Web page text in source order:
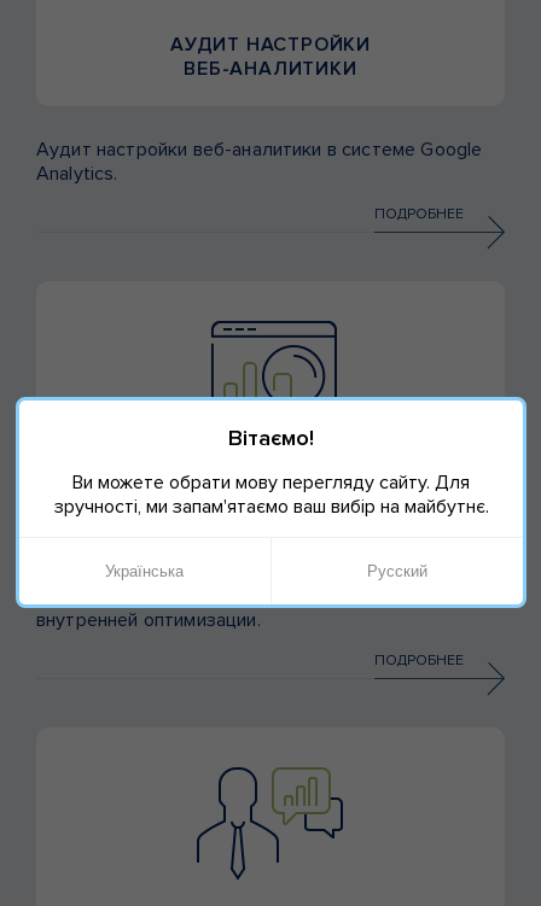
АУДИТ НАСТРОЙКИ
ВЕБ-АНАЛИТИКИ
Аудит настройки веб-аналитики в системе Google
Analytics.
ПОДРОБНЕЕ
SEO-АУДИТ САЙТА
внутренней оптимизации.
ПОДРОБНЕЕ
Вітаємо!
Ви можете обрати мову перегляду сайту. Для
зручності, ми запам'ятаємо ваш вибір на майбутнє.
Українська Русский